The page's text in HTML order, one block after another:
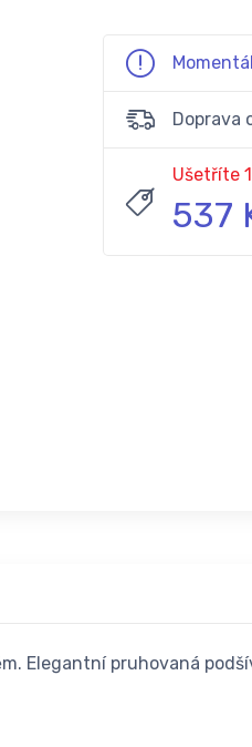
Doprava
Ušetříte
537
Elegantní pruhovaná